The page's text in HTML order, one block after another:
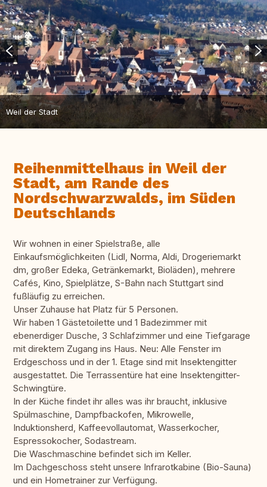
Weil der Stadt
Reihenmittelhaus in Weil der
Stadt, am Rande des
Nordschwarzwalds, im Süden
Deutschlands
Wir wohnen in einer Spielstraße, alle
Einkaufsmöglichkeiten (Lidl, Norma, Aldi, Drogeriemarkt
dm, großer Edeka, Getränkemarkt, Bioläden), mehrere
Cafés, Kino, Spielplätze, S-Bahn nach Stuttgart sind
fußläufig zu erreichen.
Unser Zuhause hat Platz für 5 Personen.
Wir haben 1 Gästetoilette und 1 Badezimmer mit
ebenerdiger Dusche, 3 Schlafzimmer und eine Tiefgarage
mit direktem Zugang ins Haus. Neu: Alle Fenster im
Erdgeschoss und in der 1. Etage sind mit Insektengitter
ausgestattet. Die Terrassentüre hat eine Insektengitter-
Schwingtüre.
In der Küche findet ihr alles was ihr braucht, inklusive
Spülmaschine, Dampfbackofen, Mikrowelle,
Induktionsherd, Kaffeevollautomat, Wasserkocher,
Espressokocher, Sodastream.
Die Waschmaschine befindet sich im Keller.
Im Dachgeschoss steht unsere Infrarotkabine (Bio-Sauna)
und ein Hometrainer zur Verfügung.